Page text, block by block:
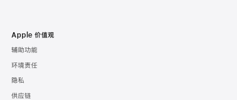
Apple 价值观
辅助功能
环境责任
隐私
供应链